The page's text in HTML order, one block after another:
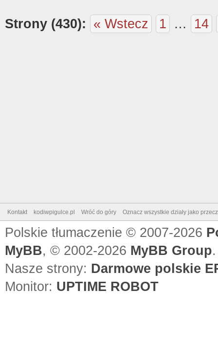
Strony (430): « Wstecz 1 … 14
Kontakt kodiwpigulce.pl Wróć do góry Oznacz wszystkie działy jako
Polskie tłumaczenie © 2007-2026
MyBB, © 2002-2026 MyBB Group.
Nasze strony: Darmowe polskie
Monitor: UPTIME ROBOT